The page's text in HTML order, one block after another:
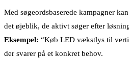
Med søgeordsbaserede kampagner
det øjeblik, de aktivt søger efter
Eksempel: “Køb LED vækstlys til
der svarer på et konkret behov.